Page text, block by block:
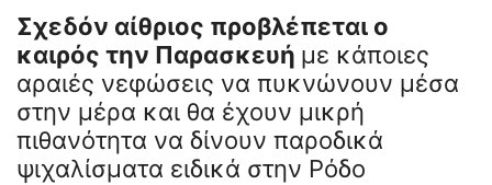
Σχεδόν αίθριος προβλέπεται ο
καιρός την Παρασκευή με κάποιες
αραιές νεφώσεις να πυκνώνουν μέσα
στην μέρα και θα έχουν μικρή
πιθανότητα να δίνουν παροδικά
ψιχαλίσματα ειδικά στην Ρόδο